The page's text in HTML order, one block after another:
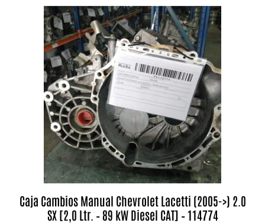
Caja Cambios Manual Chevrolet Lacetti (2005->) 2.0
SX [2,0 Ltr. – 89 kW Diesel CAT] – 114774